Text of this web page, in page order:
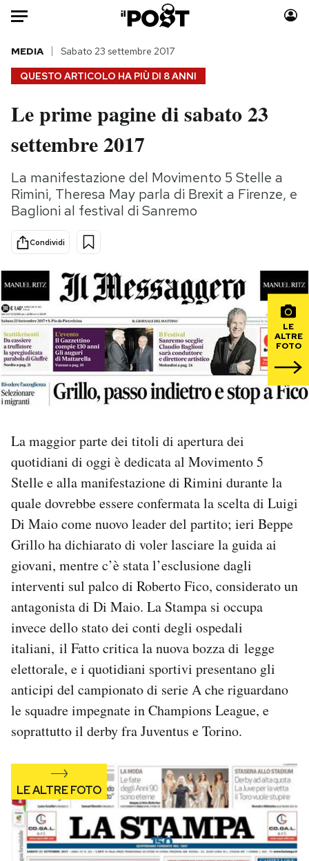
Auto
HOME
Italia
Politica
Tecnologia
Internet
Scienza
Cultura
Economia
Sport
Moda
Storie/Idee
Ok Boomer!
Media
PODCAST
NEWSLETTER
CALENDARIO
AREA PERSONALE
Area Personale
Newsletter
Notifiche mobile
Regala il Post
Hai bisogno di aiuto?
Esci
QUESTO ARTICOLO HA PIÙ DI 8 ANNI
MEDIA Sabato 23 settembre 2017
Le prime pagine di sabato 23
settembre 2017
La manifestazione del Movimento 5 Stelle a
Rimini, Theresa May parla di Brexit a Firenze, e
Baglioni al festival di Sanremo
Condividi
LE
ALTRE
FOTO
La maggior parte dei titoli di apertura dei
quotidiani di oggi è dedicata al Movimento 5
Stelle e alla manifestazione di Rimini durante la
quale dovrebbe essere confermata la scelta di Luigi
Di Maio come nuovo leader del partito; ieri Beppe
Grillo ha dichiarato di voler lasciare la guida ai
giovani, mentre c’è stata l’esclusione dagli
interventi sul palco di Roberto Fico, considerato un
antagonista di Di Maio. La Stampa si occupa
invece dello stato dei conti degli ospedali
italiani, il Fatto critica la nuova bozza di legge
elettorale, e i quotidiani sportivi presentano gli
anticipi del campionato di serie A che riguardano
le squadre impegnate in Champions League, e
soprattutto il derby fra Juventus e Torino.